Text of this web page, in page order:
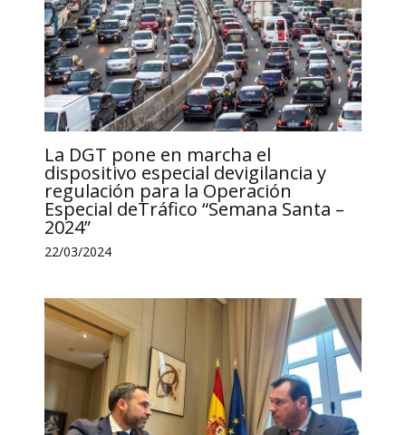
La DGT pone en marcha el
dispositivo especial devigilancia y
regulación para la Operación
Especial deTráfico “Semana Santa –
2024”
22/03/2024